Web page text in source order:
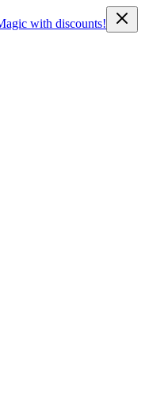
with discounts!